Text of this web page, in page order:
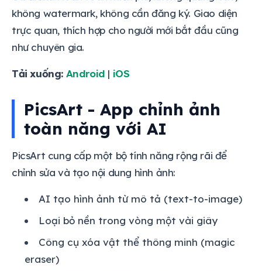
không watermark, không cần đăng ký. Giao diện
trực quan, thích hợp cho người mới bắt đầu cũng
như chuyên gia.
Tải xuống: Android | iOS
PicsArt - App chỉnh ảnh
toàn năng với AI
PicsArt cung cấp một bộ tính năng rộng rãi để
chỉnh sửa và tạo nội dung hình ảnh:
AI tạo hình ảnh từ mô tả (text-to-image)
Loại bỏ nền trong vòng một vài giây
Công cụ xóa vật thể thông minh (magic
eraser)